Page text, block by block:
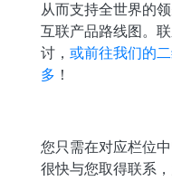
从而支持全世界的
互联产品路线图。
讨， 或前往我们的
多 ！
您只需在对应栏位
很快与您取得联系